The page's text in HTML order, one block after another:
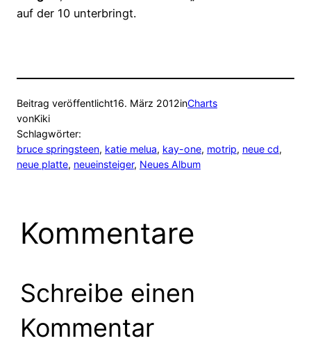
auf der 10 unterbringt.
Beitrag veröffentlicht16. März 2012inCharts
vonKiki
Schlagwörter:
bruce springsteen, katie melua, kay-one, motrip, neue cd
neue platte, neueinsteiger, Neues Album
Kommentare
Schreibe einen
Kommentar